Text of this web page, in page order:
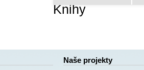
Knihy
Naše projekty